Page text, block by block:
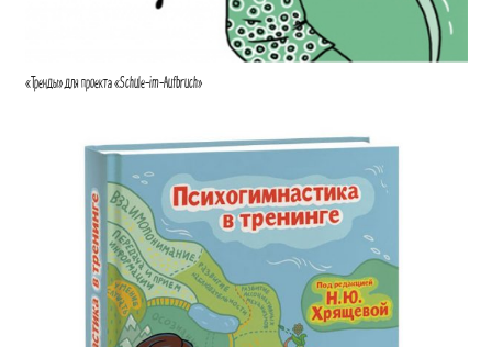
«Тренды» для проекта «Schule-im-Aufbruch»